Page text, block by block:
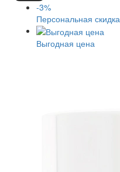
-3%
Персональная скидка
Выгодная цена